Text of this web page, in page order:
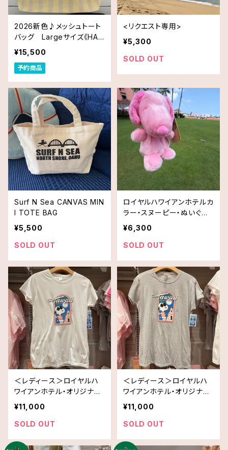
2026新色♪メッシュトート
バッグ Largeサイズ《HAW
AII限定》DEAN＆DELUCA
ディーン＆デルーカ ハワイ
送料無料
¥15,500
予約商品
<リクエスト専用>
¥5,300
SOLD OUT
Surf N Sea CANVAS MIN
I TOTE BAG
¥5,500
SOLD OUT
ロイヤルハワイアンホテルカ
ラー・スヌーピー・ぬいぐる
み TRH Inspired
¥6,300
SOLD OUT
＜レディース＞ロイヤルハ
ワイアンホテル・オリジナル
スヌーピーTシャツ TRH In
spired
¥11,000
SOLD OUT
＜レディース＞ロイヤルハ
ワイアンホテル・オリジナル
スヌーピーTシャツ TRH In
spired
¥11,000
SOLD OUT